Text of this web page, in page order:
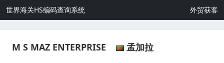
世界海关HS编码查询系统 外贸获客
M S MAZ ENTERPRISE 孟加拉